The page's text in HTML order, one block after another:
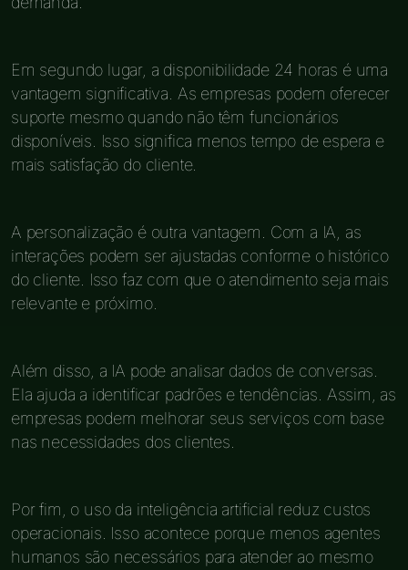
Em segundo lugar, a disponibilidade 24 horas é uma
vantagem significativa. As empresas podem oferecer
suporte mesmo quando não têm funcionários
disponíveis. Isso significa menos tempo de espera e
mais satisfação do cliente.
A personalização é outra vantagem. Com a IA, as
interações podem ser ajustadas conforme o histórico
do cliente. Isso faz com que o atendimento seja mais
relevante e próximo.
Além disso, a IA pode analisar dados de conversas.
Ela ajuda a identificar padrões e tendências. Assim, as
empresas podem melhorar seus serviços com base
nas necessidades dos clientes.
Por fim, o uso da inteligência artificial reduz custos
operacionais. Isso acontece porque menos agentes
humanos são necessários para atender ao mesmo